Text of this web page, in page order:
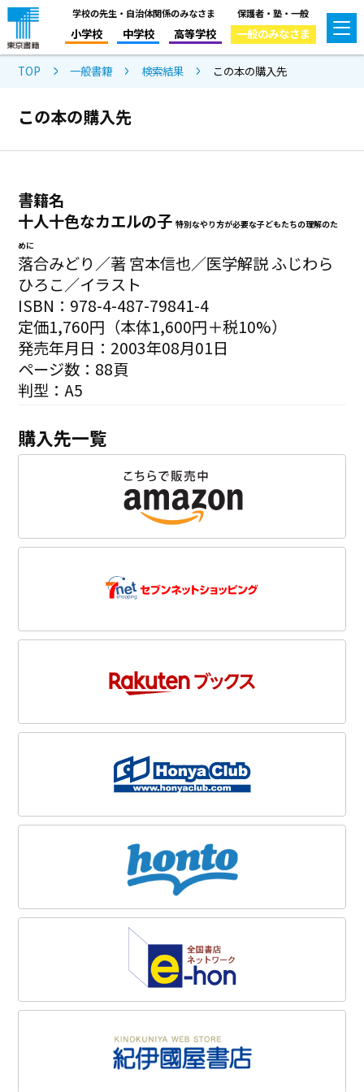
学校の先生・自治体関係のみなさま
小学校 中学校 高等学校
保護者・塾・一般
一般のみなさま
TOP 一般書籍 検索結果 この本の購入先
この本の購入先
書籍名
十人十色なカエルの子特別なやり方が必要な子どもたちの理解のた
めに
落合みどり／著 宮本信也／医学解説 ふじわら
ひろこ／イラスト
ISBN：978-4-487-79841-4
定価1,760円（本体1,600円＋税10%）
発売年月日：2003年08月01日
ページ数：88頁
判型：A5
購入先一覧